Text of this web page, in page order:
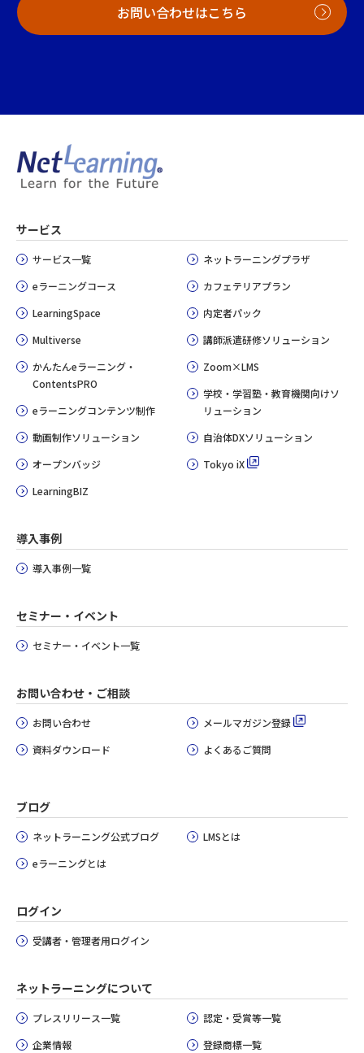
お問い合わせはこちら
サービス
サービス一覧
eラーニングコース
LearningSpace
Multiverse
かんたんeラーニング・
ContentsPRO
eラーニングコンテンツ制作
動画制作ソリューション
オープンバッジ
LearningBIZ
ネットラーニングプラザ
カフェテリアプラン
内定者パック
講師派遣研修ソリューション
Zoom×LMS
学校・学習塾・教育機関向けソ
リューション
自治体DXソリューション
Tokyo iX
導入事例
導入事例一覧
セミナー・イベント
セミナー・イベント一覧
お問い合わせ・ご相談
お問い合わせ
資料ダウンロード
メールマガジン登録
よくあるご質問
ブログ
ネットラーニング公式ブログ
eラーニングとは
LMSとは
ログイン
受講者・管理者用ログイン
ネットラーニングについて
プレスリリース一覧
企業情報
認定・受賞等一覧
登録商標一覧